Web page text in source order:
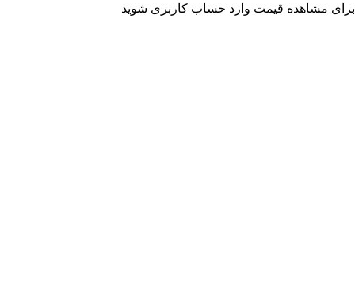
برای مشاهده قیمت وارد حساب کاربری شوید